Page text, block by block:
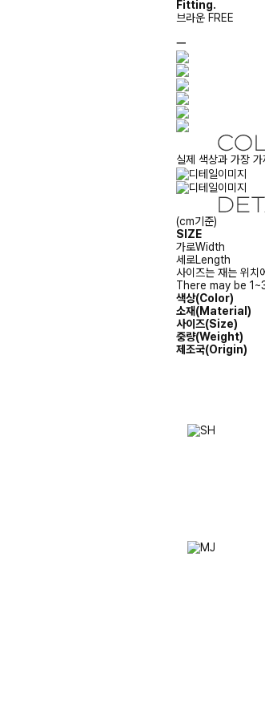
Fitting.
브라운 FREE
ㅡ
실제 색상과 가장
(cm기준)
SIZE
가로Width
세로Length
사이즈는 재는 위치
There may be
색상(Color)
소재(Material)
사이즈(Size)
중량(Weight)
제조국(Origin)